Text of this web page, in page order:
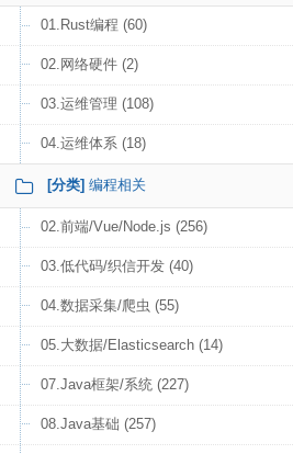
01.Rust编程 (60)
02.网络硬件 (2)
03.运维管理 (108)
04.运维体系 (18)
[分类] 编程相关
02.前端/Vue/Node.js (256)
03.低代码/织信开发 (40)
04.数据采集/爬虫 (55)
05.大数据/Elasticsearch (14)
07.Java框架/系统 (227)
08.Java基础 (257)